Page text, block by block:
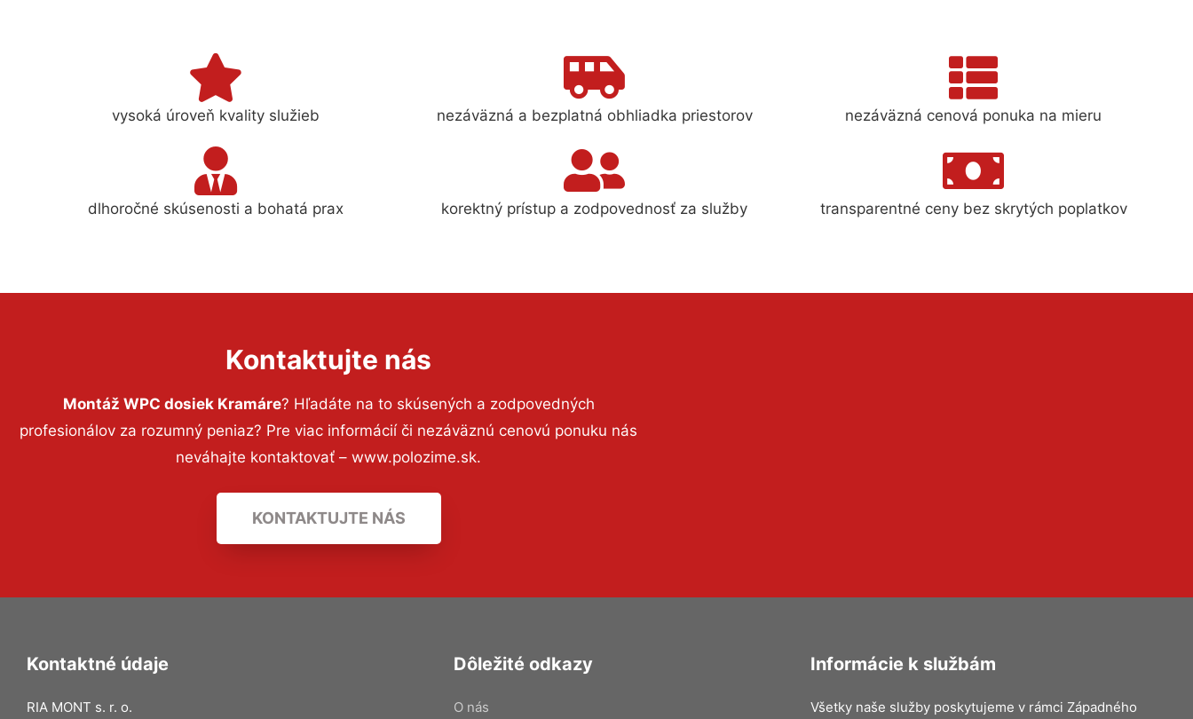
vysoká úroveň kvality služieb nezáväzná a bezplatná obhliadka priestorov nezáväzná cenová ponuka na mieru
dlhoročné skúsenosti a bohatá prax korektný prístup a zodpovednosť za služby transparentné ceny bez skrytých poplatkov
Kontaktujte nás
Montáž WPC dosiek Kramáre? Hľadáte na to skúsených a zodpovedných
profesionálov za rozumný peniaz? Pre viac informácií či nezáväznú cenovú ponuku nás
neváhajte kontaktovať – www.polozime.sk.
KONTAKTUJTE NÁS
Kontaktné údaje
RIA MONT s. r. o.
Dôležité odkazy
O nás
Informácie k službám
Všetky naše služby poskytujeme v rámci Západného